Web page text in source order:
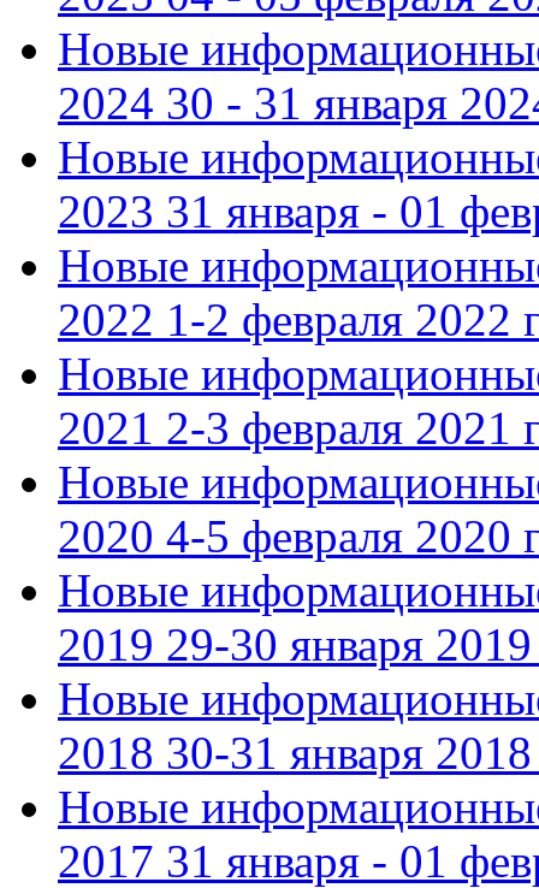
Новые
2024 30 - 31 января
Новые
2023 31 января - 01
Новые
2022 1-2 февраля 2022
Новые
2021 2-3 февраля 2021
Новые
2020 4-5 февраля 2020
Новые
2019 29-30 января 2019
Новые
2018 30-31 января 2018
Новые
2017 31 января - 01